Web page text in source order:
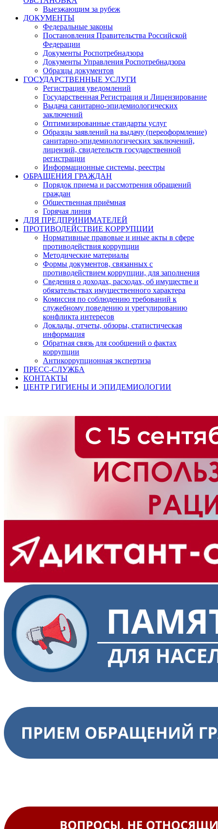
Выезжающим за рубеж
ДОКУМЕНТЫ
Федеральные законы
Постановления Правительства Российской
Федерации
Документы Роспотребнадзора
Документы Управления Роспотребнадзора
Образцы документов
ГОСУДАРСТВЕННЫЕ УСЛУГИ
Регистрация уведомлений
Государственная Регистрация и Лицензирование
Выдача санитарно-эпидемиологических
заключений
Оптимизированные стандарты услуг
Образцы заявлений на выдачу (переоформление)
санитарно-эпидемиологических заключений,
лицензий, свидетельств государственной
регистрации
Информационные системы, реестры
ОБРАЩЕНИЯ ГРАЖДАН
Порядок приема и рассмотрения обращений
граждан
Общественная приёмная
Горячая линия
ДЛЯ ПРЕДПРИНИМАТЕЛЕЙ
ПРОТИВОДЕЙСТВИЕ КОРРУПЦИИ
Нормативные правовые и иные акты в сфере
противодействия коррупции
Методические материалы
Формы документов, связанных с
противодействием коррупции, для заполнения
Сведения о доходах, расходах, об имуществе и
обязательствах имущественного характера
Комиссия по соблюдению требований к
служебному поведению и урегулированию
конфликта интересов
Доклады, отчеты, обзоры, статистическая
информация
Обратная связь для сообщений о фактах
коррупции
Антикоррупционная экспертиза
ПРЕСС-СЛУЖБА
КОНТАКТЫ
ЦЕНТР ГИГИЕНЫ И ЭПИДЕМИОЛОГИИ